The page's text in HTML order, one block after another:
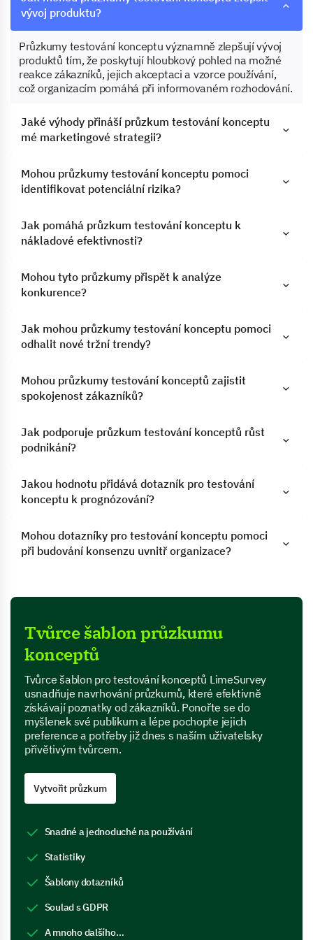
vývoj produktu?
Průzkumy testování konceptu významně zlepšují vývoj
produktů tím, že poskytují hloubkový pohled na možné
reakce zákazníků, jejich akceptaci a vzorce používání,
což organizacím pomáhá při informovaném rozhodování.
Jaké výhody přináší průzkum testování konceptu
mé marketingové strategii?
Mohou průzkumy testování konceptu pomoci
identifikovat potenciální rizika?
Jak pomáhá průzkum testování konceptu k
nákladové efektivnosti?
Mohou tyto průzkumy přispět k analýze
konkurence?
Jak mohou průzkumy testování konceptu pomoci
odhalit nové tržní trendy?
Mohou průzkumy testování konceptů zajistit
spokojenost zákazníků?
Jak podporuje průzkum testování konceptů růst
podnikání?
Jakou hodnotu přidává dotazník pro testování
konceptu k prognózování?
Mohou dotazníky pro testování konceptu pomoci
při budování konsenzu uvnitř organizace?
Tvůrce šablon průzkumu
konceptů
Tvůrce šablon pro testování konceptů LimeSurvey
usnadňuje navrhování průzkumů, které efektivně
získávají poznatky od zákazníků. Ponořte se do
myšlenek své publikum a lépe pochopte jejich
preference a potřeby již dnes s naším uživatelsky
přívětivým tvůrcem.
Vytvořit průzkum
Snadné a jednoduché na používání
Statistiky
Šablony dotazníků
Soulad s GDPR
A mnoho dalšího…